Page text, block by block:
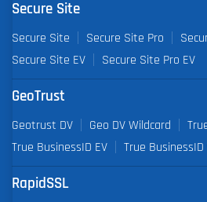
Secure Site
Secure Site Secure Site Pro
Secure Site EV
Secure Site Pro EV
GeoTrust
Geotrust DV Geo DV Wildcard
True BusinessID EV
True BusinessID
RapidSSL